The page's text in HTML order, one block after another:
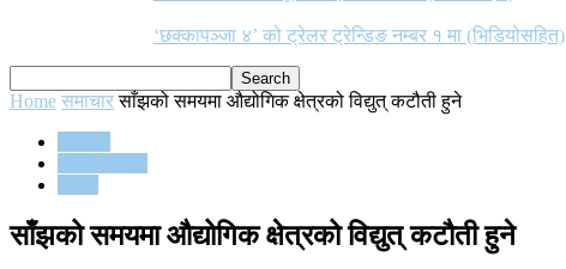
‘छक्कापञ्जा ४’ को ट्रेलर ट्रेन्डिङ नम्बर १ मा (भिडियोसहित)
Home समाचार साँझको समयमा औद्योगिक क्षेत्रको विद्युत् कटौती हुने
साँझको समयमा औद्योगिक क्षेत्रको विद्युत् कटौती हुने